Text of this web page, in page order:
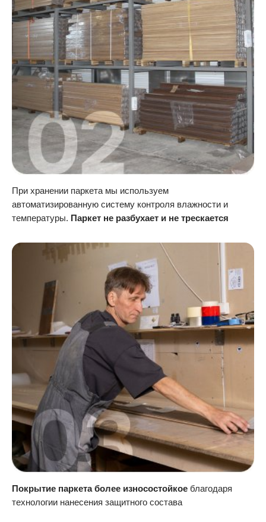
При хранении паркета мы используем
автоматизированную систему контроля влажности и
температуры. Паркет не разбухает и не трескается
Покрытие паркета более износостойкое благодаря
технологии нанесения защитного состава